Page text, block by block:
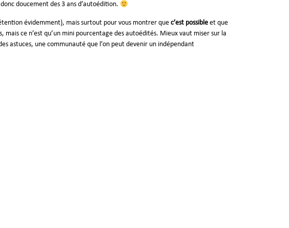
doucement des 3 ans d’autoédition.
évidemment), mais surtout pour vous montrer que c’est possible et que
mais ce n’est qu’un mini pourcentage des autoédités. Mieux vaut miser sur la
astuces, une communauté que l’on peut devenir un indépendant